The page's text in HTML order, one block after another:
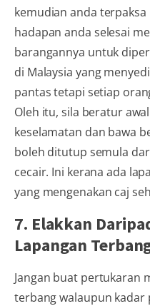
kemudian anda
hadapan anda selesai
barangannya untuk
di Malaysia yang
pantas tetapi setiap
Oleh itu, sila beratur
keselamatan dan bawa
boleh ditutup semula
cecair. Ini kerana ada
yang mengenakan caj
7. Elakkan
Lapangan
Jangan buat pertukaran
terbang walaupun kadar